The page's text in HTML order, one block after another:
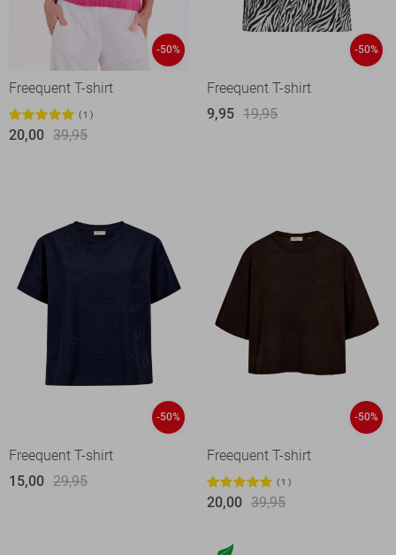
-50%
Freequent T-shirt
1
20,00 39,95
-50%
Freequent T-shirt
9,95 19,95
-50%
Freequent T-shirt
15,00 29,95
-50%
Freequent T-shirt
1
20,00 39,95